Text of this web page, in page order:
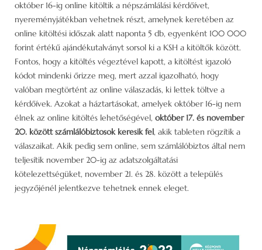
október 16-ig online kitöltik a népszámlálási kérdőívet,
nyereményjátékban vehetnek részt, amelynek keretében az
online kitöltési időszak alatt naponta 5 db, egyenként 100 000
forint értékű ajándékutalványt sorsol ki a KSH a kitöltők között.
Fontos, hogy a kitöltés végeztével kapott, a kitöltést igazoló
kódot mindenki őrizze meg, mert azzal igazolható, hogy
valóban megtörtént az online válaszadás, ki lettek töltve a
kérdőívek. Azokat a háztartásokat, amelyek október 16-ig nem
élnek az online kitöltés lehetőségével, október 17. és november
20. között számlálóbiztosok keresik fel, akik tableten rögzítik a
válaszaikat. Akik pedig sem online, sem számlálóbiztos által nem
teljesítik november 20-ig az adatszolgáltatási
kötelezettségüket, november 21. és 28. között a település
jegyzőjénél jelentkezve tehetnek ennek eleget.